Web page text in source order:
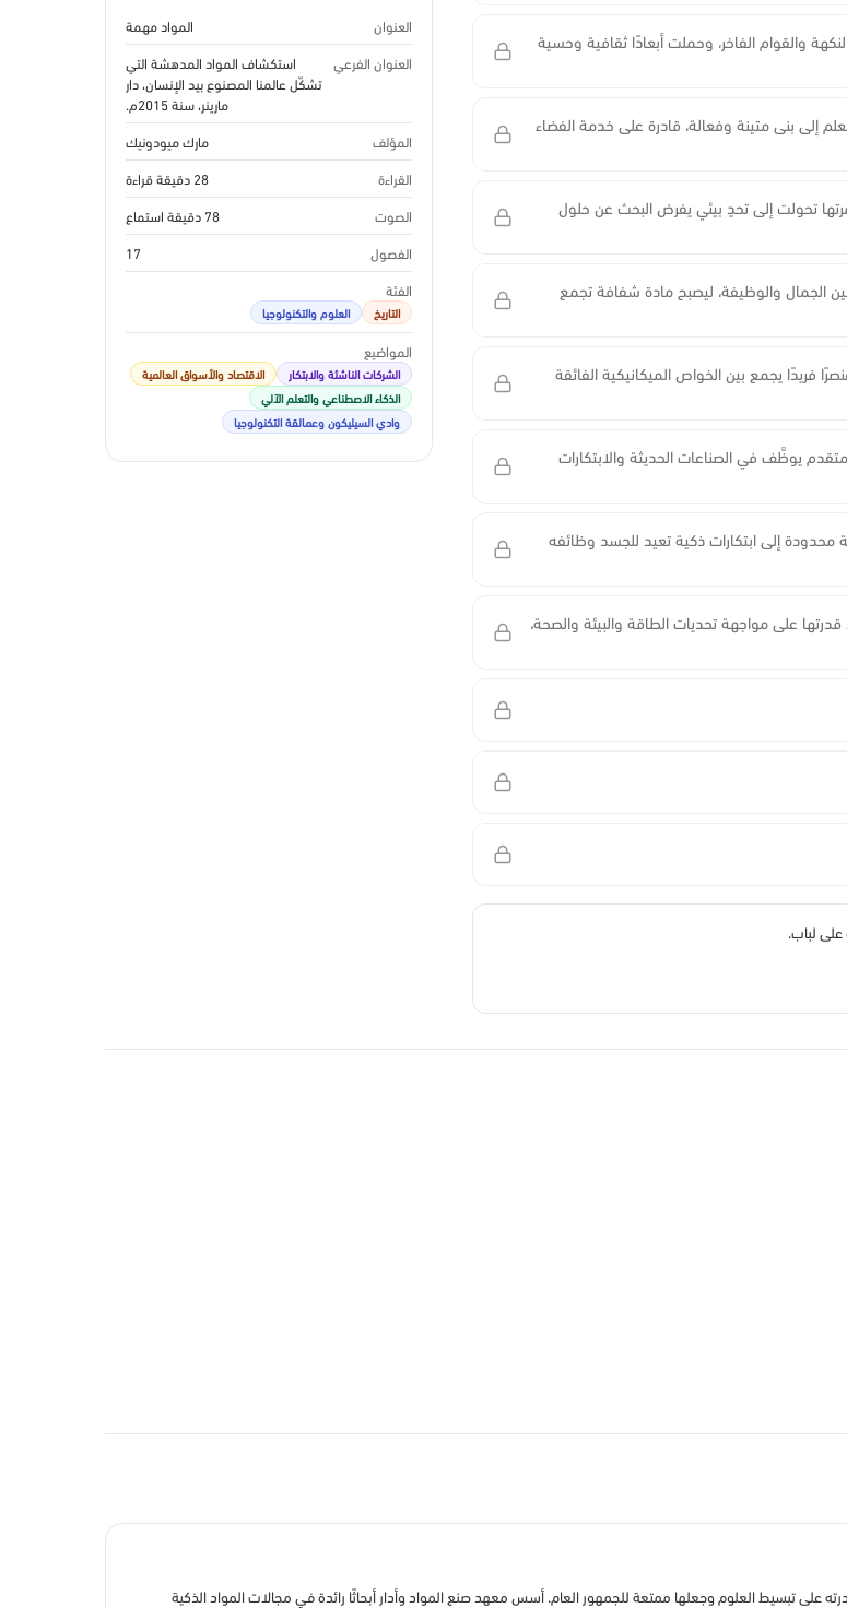
والقوام الفاخر، وحملت أبعادًا ثقافية وحسية
إلى بنى متينة وفعالة، قادرة على خدمة الفضاء
تحولت إلى تحدٍ بيئي يفرض البحث عن حلول
الجمال والوظيفة، ليصبح مادة شفافة تجمع
فريدًا يجمع بين الخواص الميكانيكية الفائقة
يوظَّف في الصناعات الحديثة والابتكارات
محدودة إلى ابتكارات ذكية تعيد للجسد وظائفه
على مواجهة تحديات الطاقة والبيئة والصحة،
لباب.
العنوان
المواد مهمة
العنوان الفرعي
استكشاف المواد المدهشة التي
تشكّل عالمنا المصنوع بيد الإنسان، دار
مارينر، سنة 2015م.
المؤلف
مارك ميودونيك
القراءة
28 دقيقة قراءة
الصوت
78 دقيقة استماع
الفصول
17
الفئة
التاريخ العلوم والتكنولوجيا
المواضيع
الشركات الناشئة والابتكار
الاقتصاد والأسواق العالمية
الذكاء الاصطناعي والتعلم الآلي
وادي السيليكون وعمالقة التكنولوجيا
على تبسيط العلوم وجعلها ممتعة للجمهور العام. أسس معهد صنع المواد وأدار أبحاثًا رائدة في مجالات المواد الذكية